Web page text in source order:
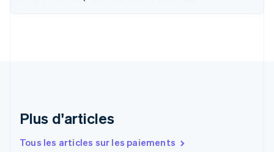
Plus d'articles
Tous les articles sur les paiements
Español English
English